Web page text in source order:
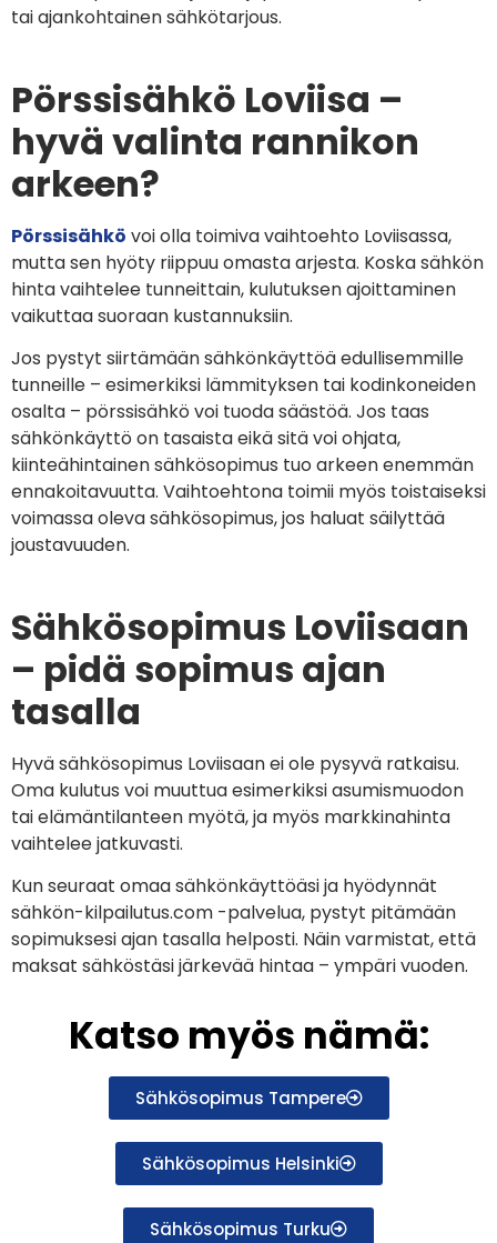
tai ajankohtainen sähkötarjous.
Pörssisähkö Loviisa –
hyvä valinta rannikon
arkeen?
Pörssisähkö voi olla toimiva vaihtoehto Loviisassa,
mutta sen hyöty riippuu omasta arjesta. Koska sähkön
hinta vaihtelee tunneittain, kulutuksen ajoittaminen
vaikuttaa suoraan kustannuksiin.
Jos pystyt siirtämään sähkönkäyttöä edullisemmille
tunneille – esimerkiksi lämmityksen tai kodinkoneiden
osalta – pörssisähkö voi tuoda säästöä. Jos taas
sähkönkäyttö on tasaista eikä sitä voi ohjata,
kiinteähintainen sähkösopimus tuo arkeen enemmän
ennakoitavuutta. Vaihtoehtona toimii myös toistaiseksi
voimassa oleva sähkösopimus, jos haluat säilyttää
joustavuuden.
Sähkösopimus Loviisaan
– pidä sopimus ajan
tasalla
Hyvä sähkösopimus Loviisaan ei ole pysyvä ratkaisu.
Oma kulutus voi muuttua esimerkiksi asumismuodon
tai elämäntilanteen myötä, ja myös markkinahinta
vaihtelee jatkuvasti.
Kun seuraat omaa sähkönkäyttöäsi ja hyödynnät
sähkön-kilpailutus.com -palvelua, pystyt pitämään
sopimuksesi ajan tasalla helposti. Näin varmistat, että
maksat sähköstäsi järkevää hintaa – ympäri vuoden.
Katso myös nämä:
Sähkösopimus Tampere
Sähkösopimus Helsinki
Sähkösopimus Turku